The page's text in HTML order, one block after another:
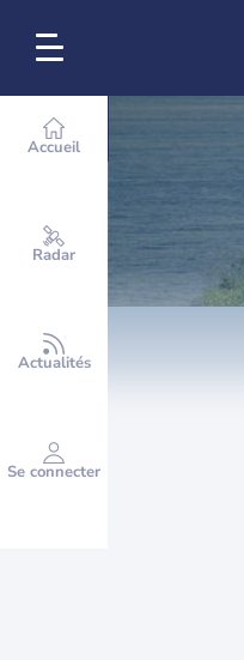
Accueil
Radar
Actualités
Se connecter